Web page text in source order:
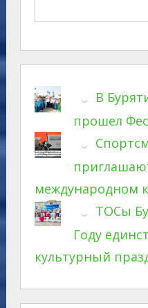
В
прошел
международном
ТОСы
Году
культурный